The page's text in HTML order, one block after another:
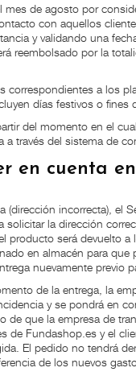
de agosto por
con aquellos
y validando una
reembolsado por la
correspondientes a los
días festivos o fines
del momento en el
través del sistema de
en cuenta
(dirección incorrecta), el
la dirección
producto será devuelto
en almacén para
nuevamente previo
de la entrega, la
y se pondrá en
de que la empresa de
de Fundashop.es y el
El pedido no tendrá
de los nuevos